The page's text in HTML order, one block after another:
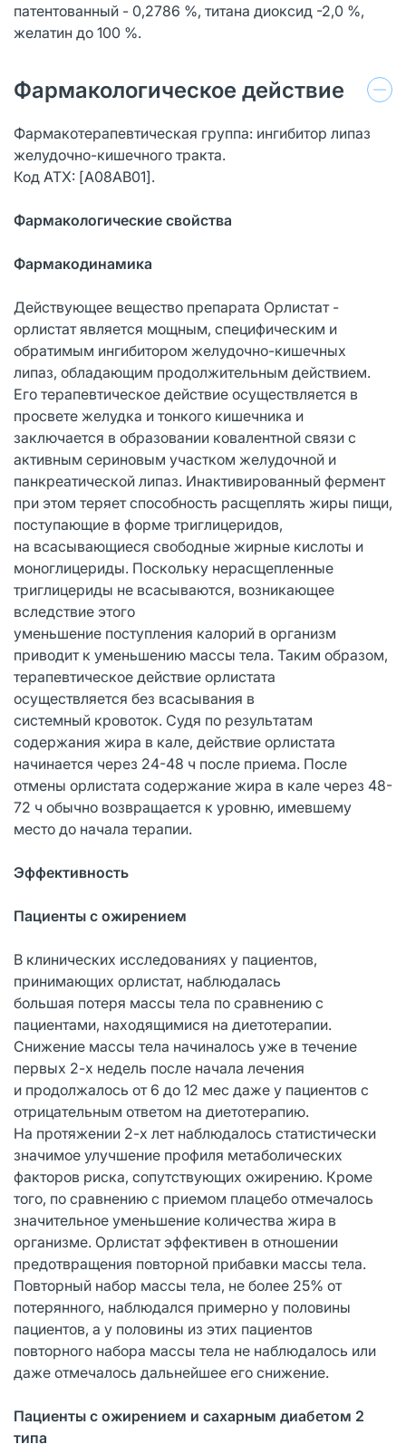
патентованный - 0,2786 %, титана диоксид -2,0 %,
желатин до 100 %.
Фармакологическое действие
Фармакотерапевтическая группа: ингибитор липаз
желудочно-кишечного тракта.
Код ATX: [А08AВ01].
Фармакологические свойства
Фармакодинамика
Действующее вещество препарата Орлистат -
орлистат является мощным, специфическим и
обратимым ингибитором желудочно-кишечных
липаз, обладающим продолжительным действием.
Его терапевтическое действие осуществляется в
просвете желудка и тонкого кишечника и
заключается в образовании ковалентной связи с
активным сериновым участком желудочной и
панкреатической липаз. Инактивированный фермент
при этом теряет способность расщеплять жиры пищи,
поступающие в форме триглицеридов,
на всасывающиеся свободные жирные кислоты и
моноглицериды. Поскольку нерасщепленные
триглицериды не всасываются, возникающее
вследствие этого
уменьшение поступления калорий в организм
приводит к уменьшению массы тела. Таким образом,
терапевтическое действие орлистата
осуществляется без всасывания в
системный кровоток. Судя по результатам
содержания жира в кале, действие орлистата
начинается через 24-48 ч после приема. После
отмены орлистата содержание жира в кале через 48-
72 ч обычно возвращается к уровню, имевшему
место до начала терапии.
Эффективность
Пациенты с ожирением
В клинических исследованиях у пациентов,
принимающих орлистат, наблюдалась
большая потеря массы тела по сравнению с
пациентами, находящимися на диетотерапии.
Снижение массы тела начиналось уже в течение
первых 2-х недель после начала лечения
и продолжалось от 6 до 12 мес даже у пациентов с
отрицательным ответом на диетотерапию.
На протяжении 2-х лет наблюдалось статистически
значимое улучшение профиля метаболических
факторов риска, сопутствующих ожирению. Кроме
того, по сравнению с приемом плацебо отмечалось
значительное уменьшение количества жира в
организме. Орлистат эффективен в отношении
предотвращения повторной прибавки массы тела.
Повторный набор массы тела, не более 25% от
потерянного, наблюдался примерно у половины
пациентов, а у половины из этих пациентов
повторного набора массы тела не наблюдалось или
даже отмечалось дальнейшее его снижение.
Пациенты с ожирением и сахарным диабетом 2
типа